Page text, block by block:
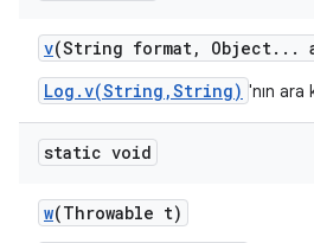
v(String format, Object. . .
Log.v(String,String) 'nın ara
static void
w(Throwable t)